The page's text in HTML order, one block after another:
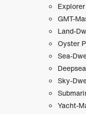
GMT-
Land-
Oyster
Sea-
Deepsea
Sky-
Yacht-